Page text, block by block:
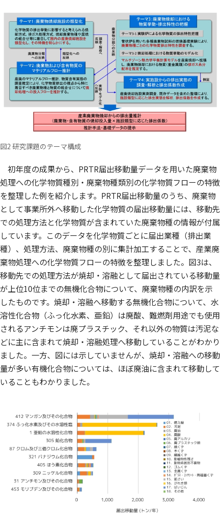
図2 研究課題のテーマ構成
初年度の成果から、PRTR届出移動量データを用いた廃棄物
処理への化学物質種別・廃棄物種類別の化学物質フローの特徴
を整理した例を紹介します。PRTR届出移動量のうち、廃棄物
として事業所外へ移動した化学物質の届出移動量には、移動先
での処理方法と化学物質が含まれていた廃棄物種の情報が付属
しています。このデータを化学物質ごとに届出業種（排出業
種）、処理方法、廃棄物種の別に集計加工することで、産業廃
棄物処理への化学物質フローの特徴を整理しました。図3は、
移動先での処理方法が焼却・溶融として届出されている移動量
が上位10位までの無機化合物について、廃棄物種の内訳を示
したものです。焼却・溶融へ移動する無機化合物について、水
溶性化合物（ふっ化水素、亜鉛）は廃酸、難燃剤用途でも使用
されるアンチモンは廃プラスチック、それ以外の物質は汚泥な
どに主に含まれて焼却・溶融処理へ移動していることがわかり
ました。一方、図には示していませんが、焼却・溶融への移動
量が多い有機化合物については、ほぼ廃油に含まれて移動して
いることもわかりました。